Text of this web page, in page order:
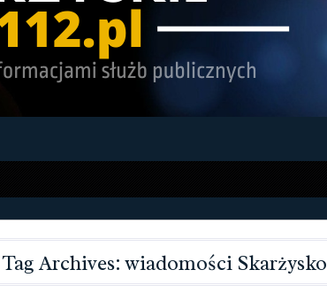
Tag Archives: wiadomości Skarżysko